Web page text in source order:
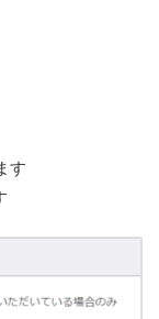
す